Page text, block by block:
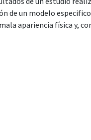
de un modelo
apariencia física y,
entorno permitió